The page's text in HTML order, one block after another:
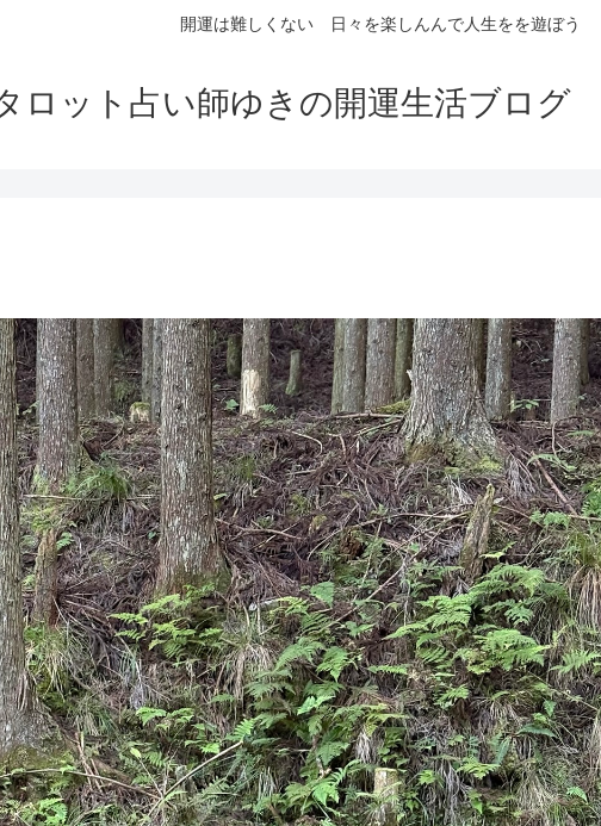
開運は難しくない 日々を楽しんんで人生をを遊ぼう
ロット占い師ゆきの開運生活ブログ